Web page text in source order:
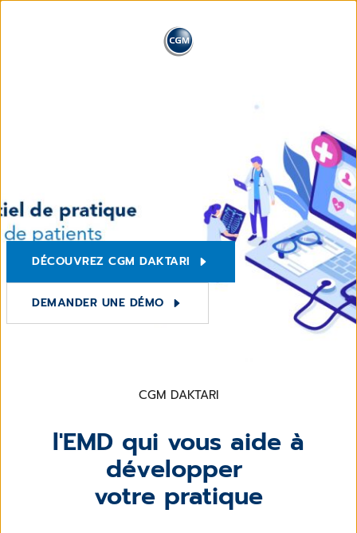
DÉCOUVREZ CGM DAKTARI
DEMANDER UNE DÉMO
CGM DAKTARI
l'EMD qui vous aide à
développer
votre pratique